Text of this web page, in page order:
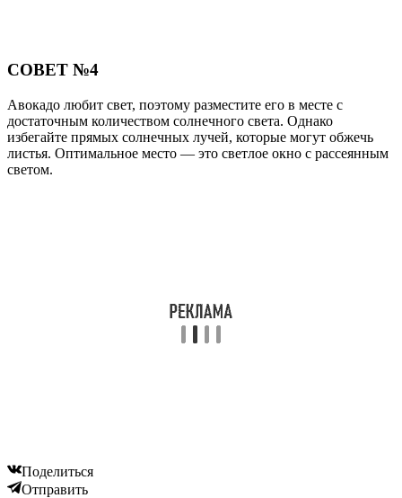
СОВЕТ №4
Авокадо любит свет, поэтому разместите его в месте с
достаточным количеством солнечного света. Однако
избегайте прямых солнечных лучей, которые могут обжечь
листья. Оптимальное место — это светлое окно с рассеянным
светом.
Поделиться
Отправить